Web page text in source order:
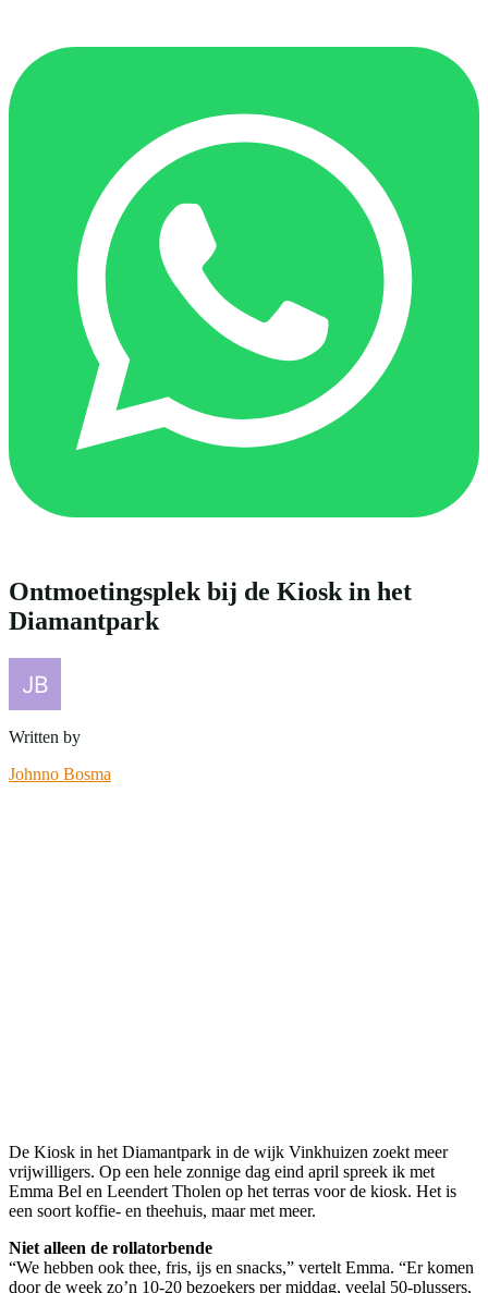
Ontmoetingsplek bij de Kiosk in het
Diamantpark
Written by
Johnno Bosma
De Kiosk in het Diamantpark in de wijk Vinkhuizen zoekt meer
vrijwilligers. Op een hele zonnige dag eind april spreek ik met
Emma Bel en Leendert Tholen op het terras voor de kiosk. Het is
een soort koffie- en theehuis, maar met meer.
Niet alleen de rollatorbende
“We hebben ook thee, fris, ijs en snacks,” vertelt Emma. “Er komen
door de week zo’n 10-20 bezoekers per middag, veelal 50-plussers,